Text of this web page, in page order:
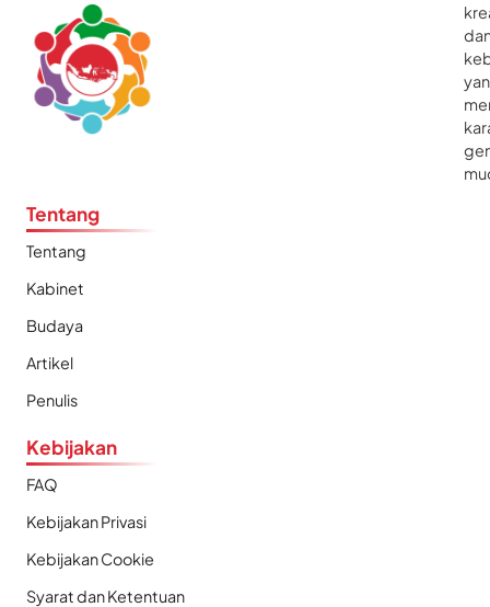
Tentang
Tentang
Kabinet
Budaya
Artikel
Penulis
Kebijakan
FAQ
Kebijakan Privasi
Kebijakan Cookie
Syarat dan Ketentuan